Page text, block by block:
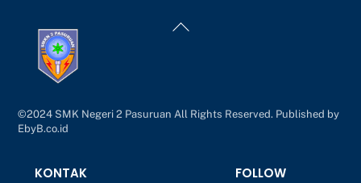
Back
To
©2024 SMK Negeri 2 Pasuruan All Rights Reserved. Published by
EbyB.co.id
KONTAK FOLLOW